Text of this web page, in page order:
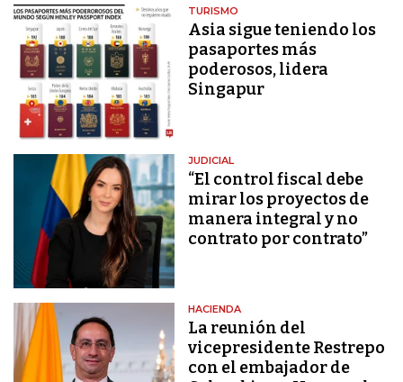
TURISMO
Asia sigue teniendo los
pasaportes más
poderosos, lidera
Singapur
JUDICIAL
“El control fiscal debe
mirar los proyectos de
manera integral y no
contrato por contrato”
HACIENDA
La reunión del
vicepresidente Restrepo
con el embajador de